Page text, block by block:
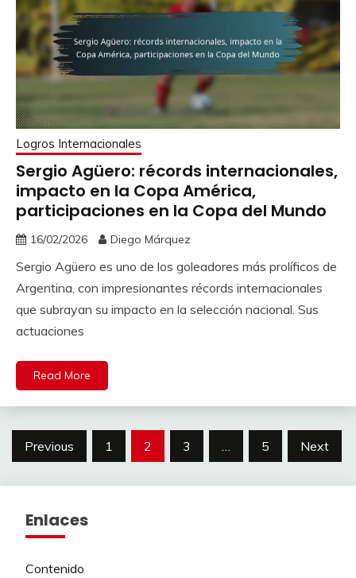
Logros Internacionales
Sergio Agüero: récords internacionales,
impacto en la Copa América,
participaciones en la Copa del Mundo
16/02/2026 Diego Márquez
Sergio Agüero es uno de los goleadores más prolíficos de
Argentina, con impresionantes récords internacionales
que subrayan su impacto en la selección nacional. Sus
actuaciones
Read More
Posts
Previous 1 2 3 … 5 Next
Enlaces
Contenido